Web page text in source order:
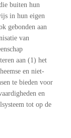
buiten hun
in hun eigen
gebonden aan
van
aan (1) het
en niet-
te bieden voor
en
tot op de